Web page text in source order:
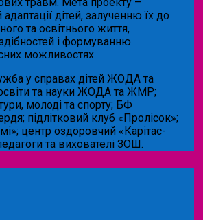
адаптації дітей, залученню їх до
та освітнього життя,
і формуванню
можливостях.
у справах дітей ЖОДА та
та науки ЖОДА та ЖМР;
молоді та спорту; БФ
підлітковий клуб «Пролісок»;
центр оздоровчий «Карітас-
та вихователі ЗОШ.